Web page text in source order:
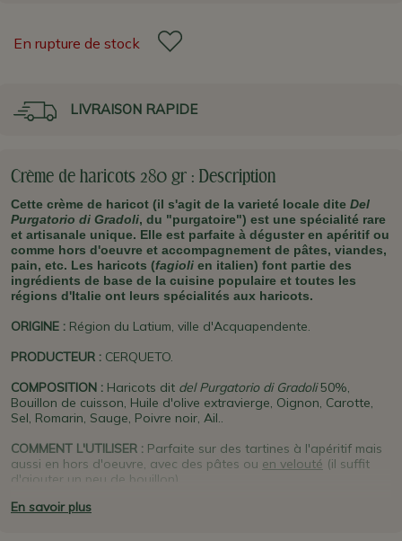
En rupture de stock
LIVRAISON RAPIDE
Crème de haricots 280 gr : Description
Cette crème de haricot (il s'agit de la varieté locale dite Del
Purgatorio di Gradoli, du "purgatoire") est une spécialité rare
et artisanale unique. Elle est parfaite à déguster en apéritif ou
comme hors d'oeuvre et accompagnement de pâtes, viandes,
pain, etc. Les haricots (fagioli en italien) font partie des
ingrédients de base de la cuisine populaire et toutes les
régions d'Italie ont leurs spécialités aux haricots.
ORIGINE : Région du Latium, ville d'Acquapendente.
PRODUCTEUR : CERQUETO.
COMPOSITION : Haricots dit del Purgatorio di Gradoli50%,
Bouillon de cuisson, Huile d'olive extravierge, Oignon, Carotte,
Sel, Romarin, Sauge, Poivre noir, Ail..
COMMENT L'UTILISER : Parfaite sur des tartines à l'apéritif mais
aussi en hors d'oeuvre, avec des pâtes ou en velouté (il suffit
d'ajouter un peu de bouillon).
PLUS D'INFO :
En savoir plus